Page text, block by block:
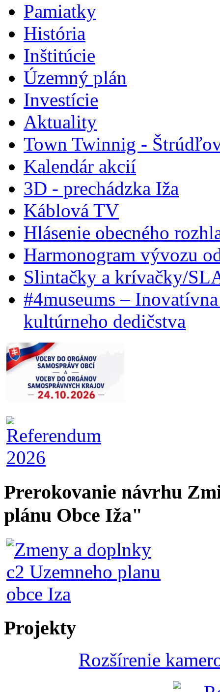
Pamiatky
História
Inštitúcie
Územný plán
Investície
Aktuality
Town Twinnig -
Kalendár akcií
3D - prechádzka Iža
Káblová TV
Hlásenie obecného
Harmonogram vývozu
Slintačky a krívačky/
#4museums –
kultúrneho dedičstva
Prerokovanie návrhu
plánu Obce Iža"
Projekty
Rozšírenie